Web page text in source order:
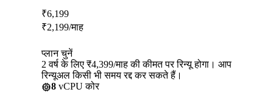
₹6,199
₹2,199/माह
प्लान चुनें
2 वर्ष के लिए ₹4,399/माह की कीमत पर रिन्यू होगा। आप
रिन्यूअल किसी भी समय रद्द कर सकते हैं।
8 vCPU कोर